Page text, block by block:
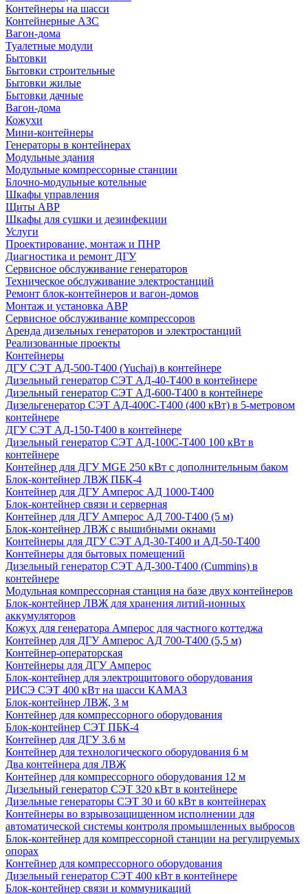
Контейнеры на шасси
Контейнерные АЗС
Вагон-дома
Туалетные модули
Бытовки
Бытовки строительные
Бытовки жилые
Бытовки дачные
Вагон-дома
Кожухи
Мини-контейнеры
Генераторы в контейнерах
Модульные здания
Модульные компрессорные станции
Блочно-модульные котельные
Шкафы управления
Щиты АВР
Шкафы для сушки и дезинфекции
Услуги
Проектирование, монтаж и ПНР
Диагностика и ремонт ДГУ
Сервисное обслуживание генераторов
Техническое обслуживание электростанций
Ремонт блок-контейнеров и вагон-домов
Монтаж и установка АВР
Сервисное обслуживание компрессоров
Аренда дизельных генераторов и электростанций
Реализованные проекты
Контейнеры
ДГУ СЭТ АД-500-Т400 (Yuchai) в контейнере
Дизельный генератор СЭТ АД-40-Т400 в контейнере
Дизельный генератор СЭТ АД-600-Т400 в контейнере
Дизельгенератор СЭТ АД-400С-Т400 (400 кВт) в 5-метровом
контейнере
ДГУ СЭТ АД-150-Т400 в контейнере
Дизельный генератор СЭТ АД-100С-Т400 100 кВт в
контейнере
Контейнер для ДГУ MGE 250 кВт с дополнительным баком
Блок-контейнер ЛВЖ ПБК-4
Контейнер для ДГУ Амперос АД 1000-Т400
Блок-контейнер связи и серверная
Контейнер для ДГУ Амперос АД 700-Т400 (5 м)
Блок-контейнер ЛВЖ с вышибными окнами
Контейнеры для ДГУ СЭТ АД-30-Т400 и АД-50-Т400
Контейнеры для бытовых помещений
Дизельный генератор СЭТ АД-300-Т400 (Cummins) в
контейнере
Модульная компрессорная станция на базе двух контейнеров
Блок-контейнер ЛВЖ для хранения литий-ионных
аккумуляторов
Кожух для генератора Амперос для частного коттеджа
Контейнер для ДГУ Амперос АД 700-Т400 (5,5 м)
Контейнер-операторская
Контейнеры для ДГУ Амперос
Блок-контейнер для электрощитового оборудования
РИСЭ СЭТ 400 кВт на шасси КАМАЗ
Блок-контейнер ЛВЖ, 3 м
Контейнер для компрессорного оборудования
Блок-контейнер СЭТ ПБК-4
Контейнер для ДГУ 3.6 м
Контейнер для технологического оборудования 6 м
Два контейнера для ЛВЖ
Контейнер для компрессорного оборудования 12 м
Дизельный генератор СЭТ 320 кВт в контейнере
Дизельные генераторы СЭТ 30 и 60 кВт в контейнерах
Контейнеры во взрывозащищенном исполнении для
автоматической системы контроля промышленных выбросов
Блок-контейнер для компрессорной станции на регулируемых
опорах
Контейнер для компрессорного оборудования
Дизельный генератор СЭТ 400 кВт в контейнере
Блок-контейнер связи и коммуникаций